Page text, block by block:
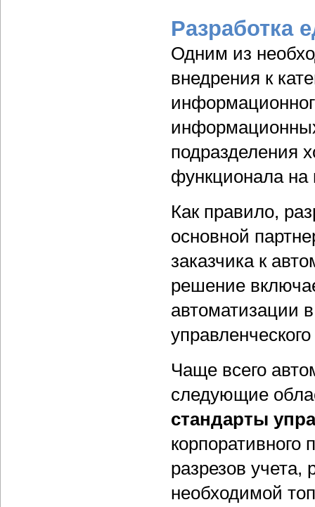
Разработка
Одним из
внедрения к
подразделения
функционала на
Как правило,
основной
заказчика к
решение
автоматизации
Чаще всего
следующие
стандарты
корпоративного
разрезов учета,
необходимой